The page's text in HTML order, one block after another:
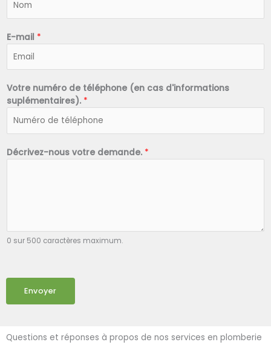
*
E-mail *
Votre numéro de téléphone (en cas d'informations
suplémentaires). *
Décrivez-nous votre demande. *
0 sur 500 caractères maximum.
Envoyer
Questions et réponses à propos de nos services en plomberie